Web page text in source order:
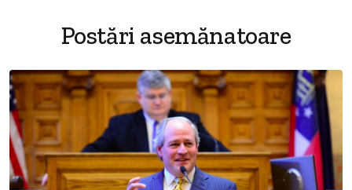
Postări asemănatoare